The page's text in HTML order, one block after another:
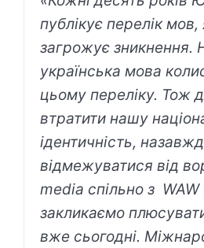
публікує перелік
загрожує зникнення.
українська мова
цьому переліку. Тож
втратити нашу
ідентичність,
відмежуватися від
media спільно з
закликаємо
вже сьогодні.